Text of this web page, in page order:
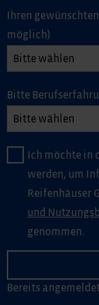
Ihren
möglich)
Bitte
Ich möchte in
werden, um
Reifenhäuser
und
genommen.
Bereits